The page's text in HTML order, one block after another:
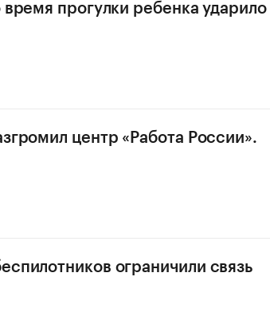
прогулки ребенка ударило
центр «Работа России».
ограничили связь